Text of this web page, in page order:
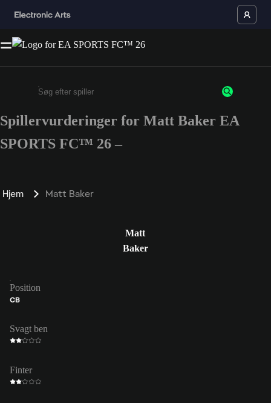
Enter a minimum of 3 characters or numbers
Spillervurderinger for Matt Baker EA
SPORTS FC™ 26 –
Hjem Matt Baker
Matt
Baker
Position
CB
Svagt ben
Finter